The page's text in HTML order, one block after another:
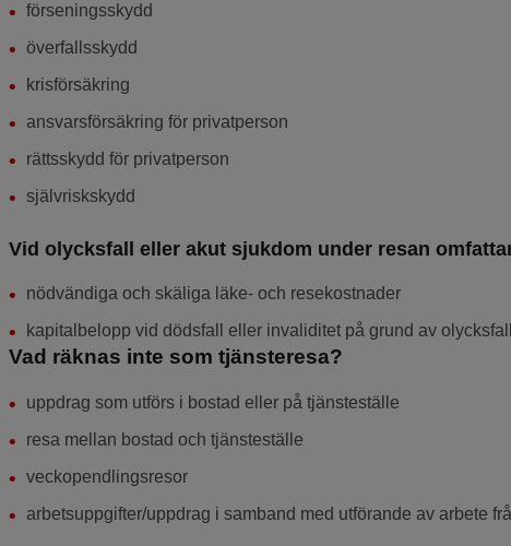
förseningsskydd
överfallsskydd
krisförsäkring
ansvarsförsäkring för privatperson
rättsskydd för privatperson
självriskskydd
Vid olycksfall eller akut sjukdom under resan
nödvändiga och skäliga läke- och resekostnader
kapitalbelopp vid dödsfall eller invaliditet på grund av
Vad räknas inte som tjänsteresa?
uppdrag som utförs i bostad eller på tjänsteställe
resa mellan bostad och tjänsteställe
veckopendlingsresor
arbetsuppgifter/uppdrag i samband med utförande av arbete